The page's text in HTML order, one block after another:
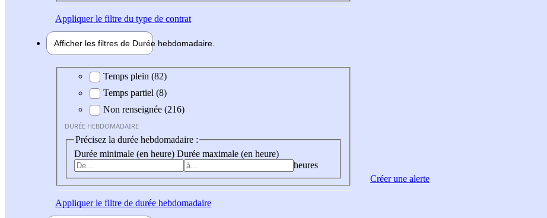
Appliquerle filtre du type de contrat
Afficher les filtres de Durée hebdomadaire
Durée hebdomadaire
Temps plein (82)
Temps partiel (8)
Non renseignée (216)
DURÉE HEBDOMADAIRE
Précisez la durée hebdomadaire :
Durée minimale (en heure) Durée maximale (en heure)
heures
Appliquerle filtre de durée hebdomadaire
Créer une alerte